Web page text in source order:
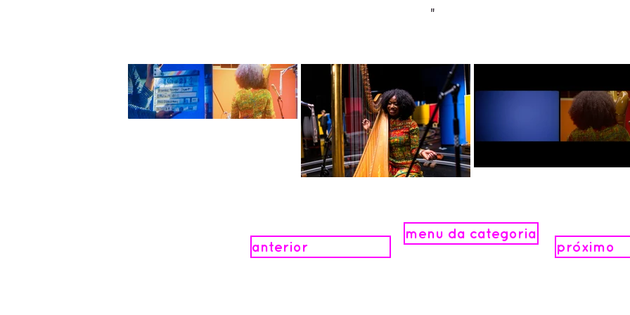
"
anterior
menu da categoria
próximo